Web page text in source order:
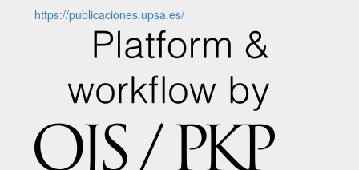
https://publicaciones.upsa.es/